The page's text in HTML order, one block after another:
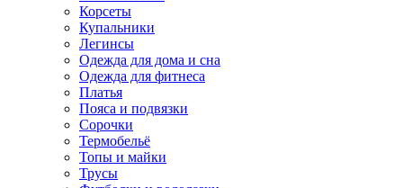
Корсеты
Купальники
Легинсы
Одежда для дома и сна
Одежда для фитнеса
Платья
Пояса и подвязки
Сорочки
Термобельё
Топы и майки
Трусы